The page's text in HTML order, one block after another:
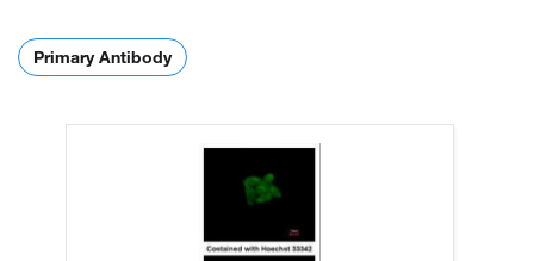
Primary Antibody